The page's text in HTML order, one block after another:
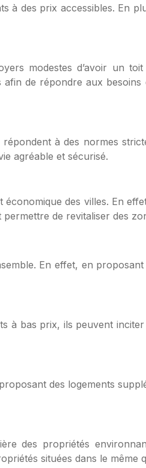
à des prix accessibles. En
modestes d’avoir un
de répondre aux besoins
à des normes
agréable et sécurisé.
des villes. En
de revitaliser des
En effet, en proposant
à bas prix, ils peuvent
des logements
des propriétés
situées dans le même